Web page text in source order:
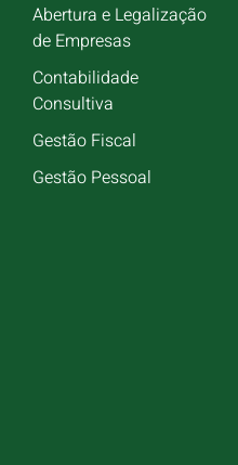
Abertura e Legalização
de Empresas
Contabilidade
Consultiva
Gestão Fiscal
Gestão Pessoal